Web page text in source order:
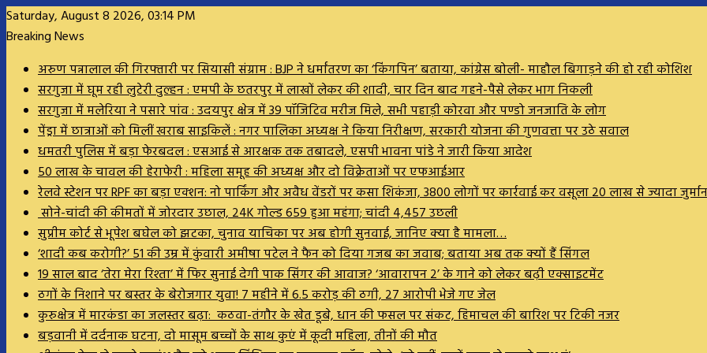
Saturday, August 8 2026, 03:14 PM
Breaking News
अरुण पन्नालाल की गिरफ्तारी पर सियासी संग्राम : BJP ने धर्मांतरण का ‘किंगपिन’ बताया, कांग्रेस बोली- माहौल बिगाड़ने की हो रही कोशिश
सरगुजा में घूम रही लुटेरी दुल्हन : एमपी के छतरपुर में लाखों लेकर की शादी, चार दिन बाद गहने-पैसे लेकर भाग निकली
सरगुजा में मलेरिया ने पसारे पांव : उदयपुर क्षेत्र में 39 पॉजिटिव मरीज मिले, सभी पहाड़ी कोरवा और पण्डो जनजाति के लोग
पेंड्रा में छात्राओं को मिलीं खराब साइकिलें : नगर पालिका अध्यक्ष ने किया निरीक्षण, सरकारी योजना की गुणवत्ता पर उठे सवाल
धमतरी पुलिस में बड़ा फेरबदल : एसआई से आरक्षक तक तबादले, एसपी भावना पांडे ने जारी किया आदेश
50 लाख के चावल की हेराफेरी : महिला समूह की अध्यक्ष और दो विक्रेताओं पर एफआईआर
रेलवे स्टेशन पर RPF का बड़ा एक्शन: नो पार्किंग और अवैध वेंडरों पर कसा शिकंजा, 3800 लोगों पर कार्रवाई कर वसूला 20 लाख से ज्यादा
सोने-चांदी की कीमतों में जोरदार उछाल, 24K गोल्ड ₹659 हुआ महंगा; चांदी ₹4,457 उछली
सुप्रीम कोर्ट से भूपेश बघेल को झटका, चुनाव याचिका पर अब होगी सुनवाई, जानिए क्या है मामला…
‘शादी कब करोगी?’ 51 की उम्र में कुंवारी अमीषा पटेल ने फैन को दिया गजब का जवाब; बताया अब तक क्यों हैं सिंगल
19 साल बाद ‘तेरा मेरा रिश्ता’ में फिर सुनाई देगी पाक सिंगर की आवाज? ‘आवारापन 2’ के गाने को लेकर बढ़ी एक्साइटमेंट
ठगों के निशाने पर बस्तर के बेरोजगार युवा! 7 महीने में 6.5 करोड़ की ठगी, 27 आरोपी भेजे गए जेल
कुरुक्षेत्र में मारकंडा का जलस्तर बढ़ा: कठवा-तंगौर के खेत डूबे, धान की फसल पर संकट, हिमाचल की बारिश पर टिकी नजर
बड़वानी में दर्दनाक घटना, दो मासूम बच्चों के साथ कुएं में कूदी महिला, तीनों की मौत